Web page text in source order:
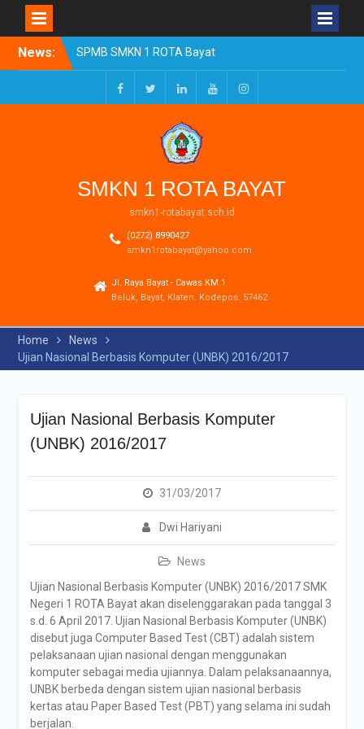
News:
SPMB SMKN 1 ROTA Bayat
Tahun Ajaran 2026/2027
Resmi Dibuka
Pengumuman Kelulusan
Tahun Ajaran 2025-2026
Realisasi Dana BOSP
Reguler Tahap 1 Tahun
FacebookTwitterLinkedInYoutubeInstagram
SMKN 1 ROTA BAYAT
smkn1-rotabayat.sch.id
(0272) 8990427
smkn1rotabayat@yahoo.com
Jl. Raya Bayat - Cawas KM.1
Beluk, Bayat, Klaten. Kodepos: 57462
Home
News
Ujian Nasional Berbasis Komputer (UNBK) 2016/2017
Ujian Nasional Berbasis Komputer
(UNBK) 2016/2017
31/03/2017
Dwi Hariyani
News
Ujian Nasional Berbasis Komputer (UNBK) 2016/2017 SMK
Negeri 1 ROTA Bayat akan diselenggarakan pada tanggal 3
s.d. 6 April 2017. Ujian Nasional Berbasis Komputer (UNBK)
disebut juga Computer Based Test (CBT) adalah sistem
pelaksanaan ujian nasional dengan menggunakan
komputer sebagai media ujiannya. Dalam pelaksanaannya,
UNBK berbeda dengan sistem ujian nasional berbasis
kertas atau Paper Based Test (PBT) yang selama ini sudah
berjalan.